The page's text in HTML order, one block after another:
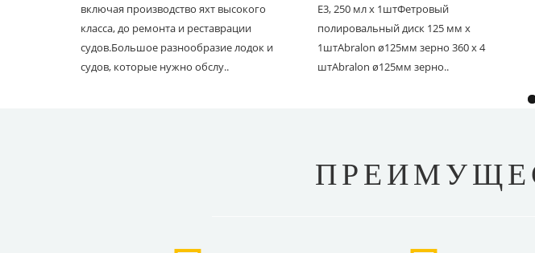
включая производство яхт высокого
класса, до ремонта и реставрации
судов.Большое разнообразие лодок и
судов, которые нужно обслу..
E3, 250 мл х 1штФетровый
полировальный диск 125 мм х
1штAbralon ø125мм зерно 360 х 4
штAbralon ø125мм зерно..